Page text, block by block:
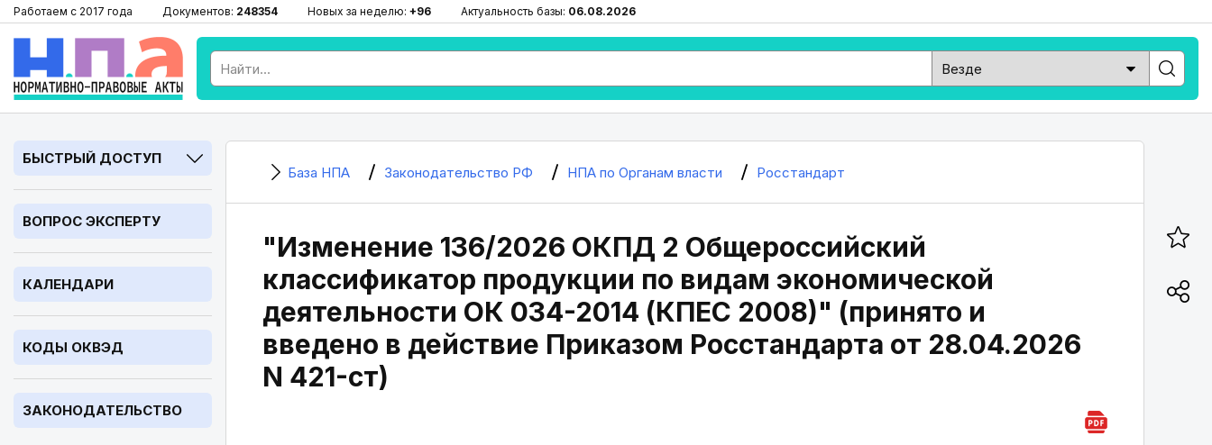
Работаем с 2017 года Документов: 248354 Новых за неделю: +96 Актуальность базы: 06.08.2026
БЫСТРЫЙ ДОСТУП
ВОПРОС ЭКСПЕРТУ
КАЛЕНДАРИ
КОДЫ ОКВЭД
ЗАКОНОДАТЕЛЬСТВО
База НПА Законодательство РФ НПА по Органам власти Росстандарт
"Изменение 136/2026 ОКПД 2 Общероссийский
классификатор продукции по видам экономической
деятельности ОК 034-2014 (КПЕС 2008)" (принято и
введено в действие Приказом Росстандарта от 28.04.2026
N 421-ст)